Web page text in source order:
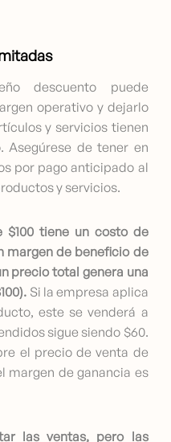
descuento puede
operativo y dejarlo
y servicios tienen
Asegúrese de tener en
por pago anticipado al
y servicios.
tiene un costo de
margen de beneficio de
precio total genera una
Si la empresa aplica
este se venderá a
sigue siendo $60.
el precio de venta de
margen de ganancia es
las ventas, pero las